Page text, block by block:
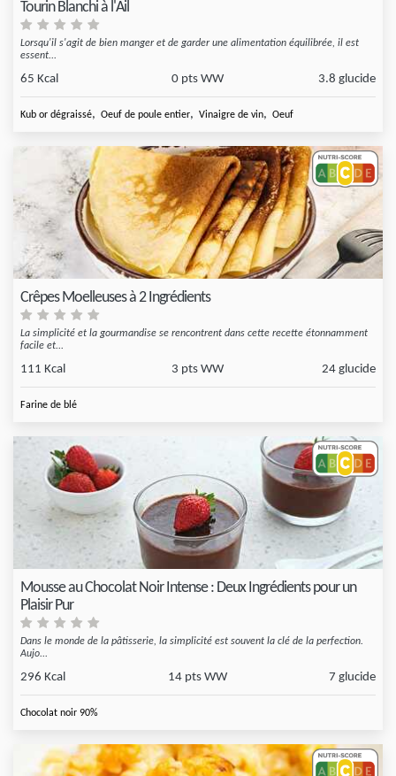
Tourin Blanchi à l'Ail
Lorsqu'il s'agit de bien manger et de garder une alimentation équilibrée, il est
essent...
65 Kcal 0 pts WW 3.8 glucide
Kub or dégraissé, Oeuf de poule entier, Vinaigre de vin, Oeuf
Crêpes Moelleuses à 2 Ingrédients
La simplicité et la gourmandise se rencontrent dans cette recette étonnamment
facile et...
111 Kcal 3 pts WW 24 glucide
Farine de blé
Mousse au Chocolat Noir Intense : Deux Ingrédients pour un
Plaisir Pur
Dans le monde de la pâtisserie, la simplicité est souvent la clé de la perfection.
Aujo...
296 Kcal 14 pts WW 7 glucide
Chocolat noir 90%